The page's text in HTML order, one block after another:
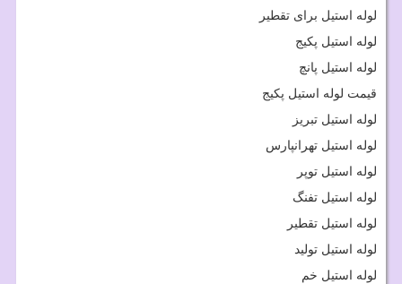
لوله استیل برای تقطیر
لوله استیل پکیج
لوله استیل پانچ
قیمت لوله استیل پکیج
لوله استیل تبریز
لوله استیل تهرانپارس
لوله استیل توپر
لوله استیل تفنگ
لوله استیل تقطیر
لوله استیل تولید
لوله استیل خم